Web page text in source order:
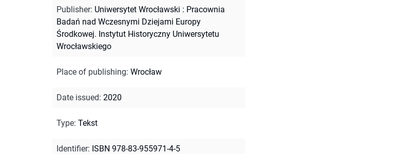
Publisher: Uniwersytet Wrocławski : Pracownia
Badań nad Wczesnymi Dziejami Europy
Środkowej. Instytut Historyczny Uniwersytetu
Wrocławskiego
Place of publishing: Wrocław
Date issued: 2020
Type: Tekst
Identifier: ISBN 978-83-955971-4-5